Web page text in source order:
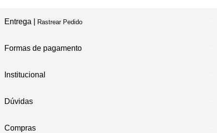
Entrega | Rastrear Pedido
Formas de pagamento
Institucional
Dúvidas
Compras